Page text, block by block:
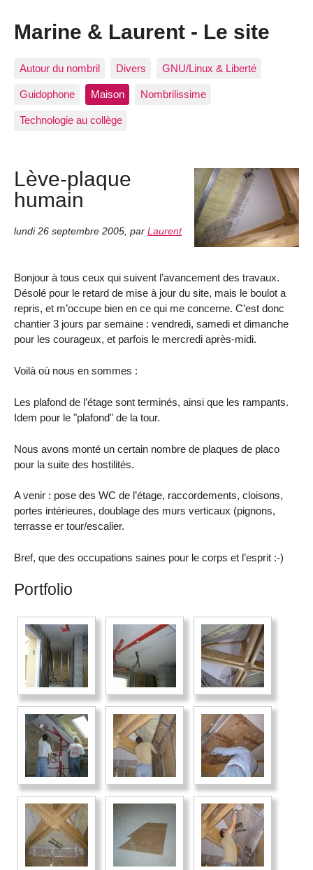
Marine & Laurent - Le site
Autour du nombril Divers GNU/Linux & Liberté
Guidophone Maison Nombrilissime
Technologie au collège
Lève-plaque
humain
lundi 26 septembre 2005 par Laurent
Bonjour à tous ceux qui suivent l’avancement des travaux.
Désolé pour le retard de mise à jour du site, mais le boulot a
repris, et m’occupe bien en ce qui me concerne. C’est donc
chantier 3 jours par semaine : vendredi, samedi et dimanche
pour les courageux, et parfois le mercredi après-midi.
Voilà où nous en sommes :
Les plafond de l’étage sont terminés, ainsi que les rampants.
Idem pour le "plafond" de la tour.
Nous avons monté un certain nombre de plaques de placo
pour la suite des hostilités.
A venir : pose des WC de l’étage, raccordements, cloisons,
portes intérieures, doublage des murs verticaux (pignons,
terrasse er tour/escalier.
Bref, que des occupations saines pour le corps et l’esprit :-)
Portfolio